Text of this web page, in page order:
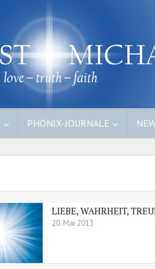
PHÖNIX-JOURNALE
LIEBE, WAHRHEIT,
20. Mai 2013